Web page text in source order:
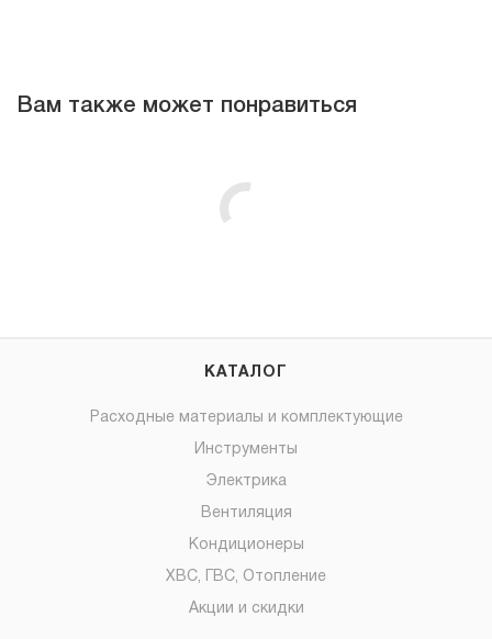
Вам также может понравиться
КАТАЛОГ
Расходные материалы и комплектующие
Инструменты
Электрика
Вентиляция
Кондиционеры
ХВС, ГВС, Отопление
Акции и скидки